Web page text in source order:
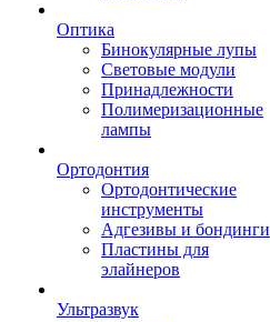
Оптика
Бинокулярные лупы
Световые модули
Принадлежности
Полимеризационные
лампы
Ортодонтия
Ортодонтические
инструменты
Адгезивы и бондинги
Пластины для
элайнеров
Ультразвук